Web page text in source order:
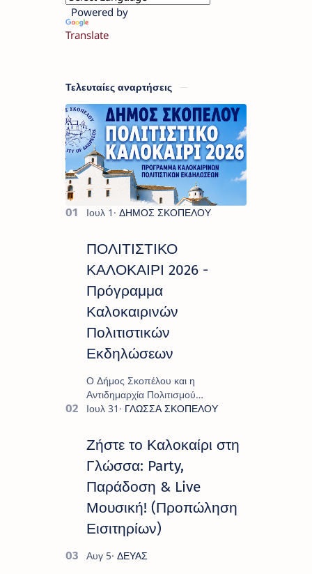
Powered by
Translate
Τελευταίες αναρτήσεις
ΠΟΛΙΤΙΣΤΙΚΟ
ΚΑΛΟΚΑΙΡΙ 2026 -
Πρόγραμμα
Καλοκαιρινών
Πολιτιστικών
Εκδηλώσεων
Ο Δήμος Σκοπέλου και η
Αντιδημαρχία Πολιτισμού
παρουσιάζουν το πρόγραμμα «
πλούσιο και πολυσυλλεκτικό
πρόγραμμα εκδ…
Ζήστε το Καλοκαίρι στη
Γλώσσα: Party,
Παράδοση & Live
Μουσική! (Προπώληση
Εισιτηρίων)